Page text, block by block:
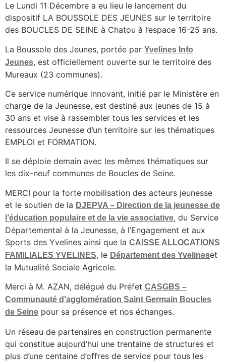
Le Lundi 11 Décembre a eu lieu le lancement du
dispositif LA BOUSSOLE DES JEUNES sur le territoire
des BOUCLES DE SEINE à Chatou à l’espace 16-25 ans.
La Boussole des Jeunes, portée par Yvelines Info
Jeunes, est officiellement ouverte sur le territoire des
Mureaux (23 communes).
Ce service numérique innovant, initié par le Ministère en
charge de la Jeunesse, est destiné aux jeunes de 15 à
30 ans et vise à rassembler tous les services et les
ressources Jeunesse d’un territoire sur les thématiques
EMPLOI et FORMATION.
Il se déploie demain avec les mêmes thématiques sur
les dix-neuf communes de Boucles de Seine.
MERCI pour la forte mobilisation des acteurs jeunesse
et le soutien de la DJEPVA – Direction de la jeunesse de
l’éducation populaire et de la vie associative, du Service
Départemental à la Jeunesse, à l’Engagement et aux
Sports des Yvelines ainsi que la CAISSE ALLOCATIONS
FAMILIALES YVELINES, le Département des Yvelineset
la Mutualité Sociale Agricole.
Merci à M. AZAN, délégué du Préfet CASGBS –
Communauté d’agglomération Saint Germain Boucles
de Seine pour sa présence et nos échanges.
Un réseau de partenaires en construction permanente
qui constitue aujourd’hui une trentaine de structures et
plus d’une centaine d’offres de service pour tous les